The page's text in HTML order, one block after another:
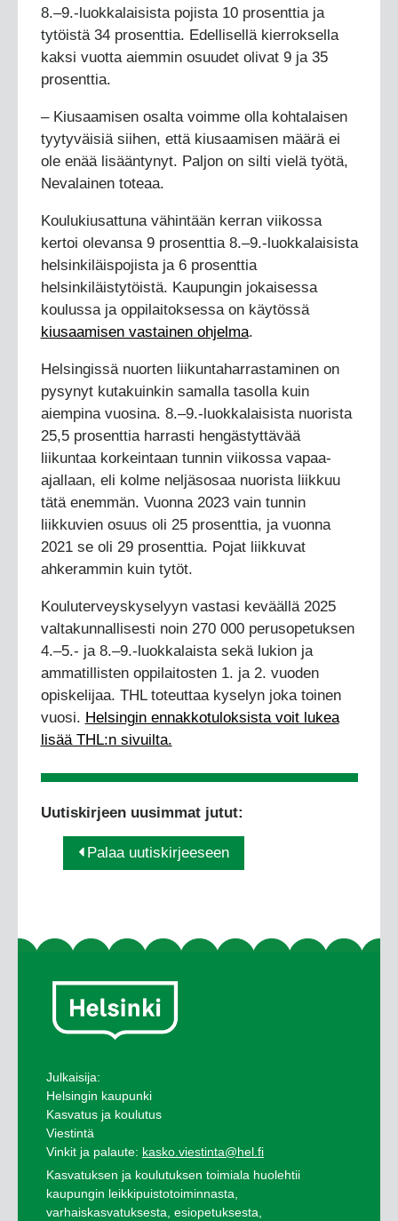
8.–9.-luokkalaisista pojista 10 prosenttia ja
tytöistä 34 prosenttia. Edellisellä kierroksella
kaksi vuotta aiemmin osuudet olivat 9 ja 35
prosenttia.
– Kiusaamisen osalta voimme olla kohtalaisen
tyytyväisiä siihen, että kiusaamisen määrä ei
ole enää lisääntynyt. Paljon on silti vielä työtä,
Nevalainen toteaa.
Koulukiusattuna vähintään kerran viikossa
kertoi olevansa 9 prosenttia 8.–9.-luokkalaisista
helsinkiläispojista ja 6 prosenttia
helsinkiläistytöistä. Kaupungin jokaisessa
koulussa ja oppilaitoksessa on käytössä
kiusaamisen vastainen ohjelma.
Helsingissä nuorten liikuntaharrastaminen on
pysynyt kutakuinkin samalla tasolla kuin
aiempina vuosina. 8.–9.-luokkalaisista nuorista
25,5 prosenttia harrasti hengästyttävää
liikuntaa korkeintaan tunnin viikossa vapaa-
ajallaan, eli kolme neljäsosaa nuorista liikkuu
tätä enemmän. Vuonna 2023 vain tunnin
liikkuvien osuus oli 25 prosenttia, ja vuonna
2021 se oli 29 prosenttia. Pojat liikkuvat
ahkerammin kuin tytöt.
Kouluterveyskyselyyn vastasi keväällä 2025
valtakunnallisesti noin 270 000 perusopetuksen
4.–5.- ja 8.–9.-luokkalaista sekä lukion ja
ammatillisten oppilaitosten 1. ja 2. vuoden
opiskelijaa. THL toteuttaa kyselyn joka toinen
vuosi. Helsingin ennakkotuloksista voit lukea
lisää THL:n sivuilta.
Uutiskirjeen uusimmat jutut:
Palaa uutiskirjeeseen
Julkaisija:
Helsingin kaupunki
Kasvatus ja koulutus
Viestintä
Vinkit ja palaute: kasko.viestinta@hel.fi
Kasvatuksen ja koulutuksen toimiala huolehtii
kaupungin leikkipuistotoiminnasta,
varhaiskasvatuksesta, esiopetuksesta,